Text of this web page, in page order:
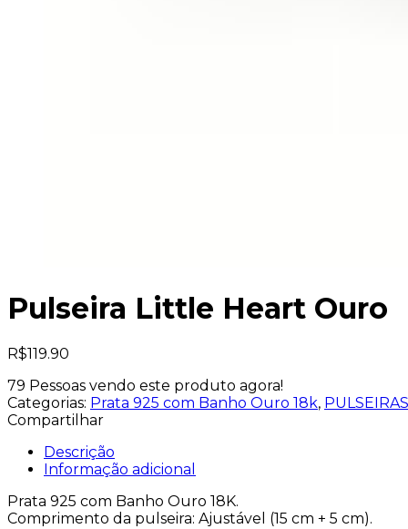
Pulseira Little Heart Ouro
R$119.90
79 Pessoas vendo este produto agora!
Categorias: Prata 925 com Banho Ouro 18k, PULSEIRAS
Compartilhar
Descrição
Informação adicional
Prata 925 com Banho Ouro 18K.
Comprimento da pulseira: Ajustável (15 cm + 5 cm).